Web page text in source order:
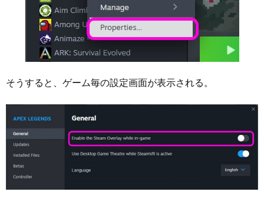
そうすると、ゲーム毎の設定画面が表示される。